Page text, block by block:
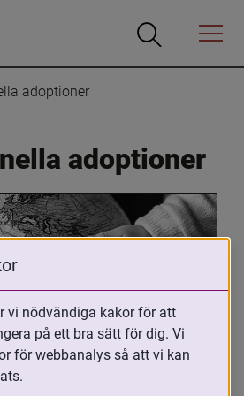
Öppna
Öppna
Menyn
adoptioner
adoptioner
adopterad,
arbetar med
vi nödvändiga kakor för att
på ett bra sätt för dig. Vi
för webbanalys så att vi kan